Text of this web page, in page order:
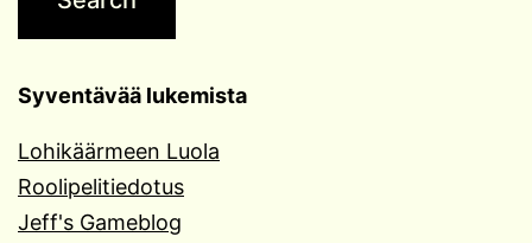
Syventävää lukemista
Lohikäärmeen Luola
Roolipelitiedotus
Jeff's Gameblog